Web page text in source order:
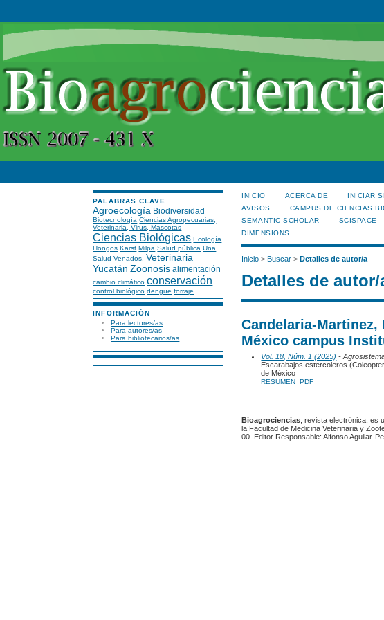
PALABRAS CLAVE
Agroecología Biodiversidad
Biotecnología Ciencias Agropecuarias,
Veterinaria, Virus, Mascotas
Ciencias Biológicas Ecología
Hongos Karst Milpa Salud pública Una
Salud Venados. Veterinaria
Yucatán Zoonosis alimentación
cambio climático conservación
control biológico dengue forraje
INFORMACIÓN
Para lectores/as
Para autores/as
Para bibliotecarios/as
INICIO ACERCA DE INICIAR
AVISOS
CAMPUS DE CIENCIAS
SEMANTIC SCHOLAR
SCISPACE
DIMENSIONS
Inicio >Buscar >Detalles de autor/a
Detalles de autor/
Candelaria-
México campus
Vol. 18, Núm. 1 (2025) -
Escarabajos estercoleros
de México
RESUMEN PDF
Bioagrociencias , revista electrónica, es
la Facultad de Medicina Veterinaria y
00. Editor Responsable: Alfonso Aguilar-